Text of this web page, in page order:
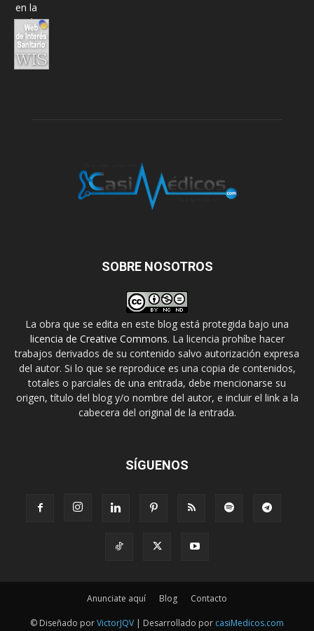
SOBRE NOSOTROS
La obra que se edita en este blog está protegida bajo una
licencia de Creative Commons. La licencia prohíbe hacer
trabajos derivados de su contenido salvo autorización expresa
del autor. Si lo que se reproduce es una copia de contenidos,
totales o parciales de una entrada, debe mencionarse su
origen, título del blog y/o nombre del autor, e incluir el link a la
cabecera del original de la entrada.
SÍGUENOS
Anunciate aquí Blog Contacto
© Diseñado porVictorJQV | Desarrollado por casiMedicos.com